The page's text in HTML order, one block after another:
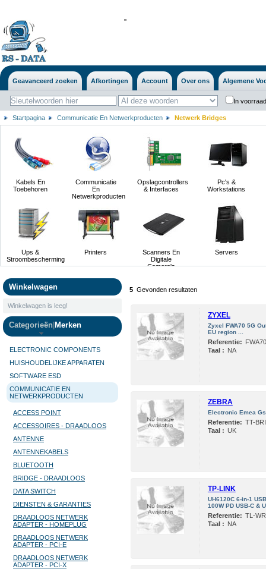
''
Geavanceerd zoeken Afkortingen Account Over ons Algemene
In
Startpagina Communicatie En Netwerkproducten Netwerk Bridges
Kabels En
Toebehoren
Communicatie
En
Netwerkproducten
Opslagcontrollers
& Interfaces
Pc's &
Workstations
Ups &
Stroombescherming
Printers
Scanners En
Digitale
Camera's
Servers
Winkelwagen
Winkelwagen is leeg!
Categorieën Merken
ELECTRONIC COMPONENTS
HUISHOUDELIJKE APPARATEN
SOFTWARE ESD
COMMUNICATIE EN
NETWERKPRODUCTEN
ACCESS POINT
ACCESSOIRES - DRAADLOOS
ANTENNE
ANTENNEKABELS
BLUETOOTH
BRIDGE - DRAADLOOS
DATA SWITCH
DIENSTEN & GARANTIES
DRAADLOOS NETWERK
ADAPTER - HOMEPLUG
DRAADLOOS NETWERK
ADAPTER - PCI-E
DRAADLOOS NETWERK
ADAPTER - PCI-X
5 Gevonden resultaten
ZYXEL
Zyxel FWA70 5G
EU region ...
Referentie:
Taal : NA
ZEBRA
Electronic Emea
Referentie: TT-
Taal : UK
TP-LINK
UH6120C 6-in-1
100W PD USB-C &
Referentie: TL-
Taal : NA